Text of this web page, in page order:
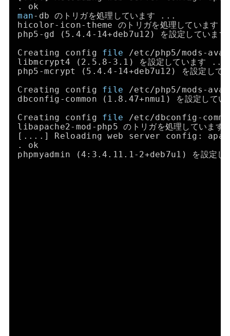
. ok
man-db のトリガを処理しています ...
hicolor-icon-theme のトリガを処理していま
php5-gd (5.4.4-14+deb7u12) を設定していま
Creating config file
/etc/php5/mods-
libmcrypt4 (2.5.8-3.1) を設定しています ...
php5-mcrypt (5.4.4-14+deb7u12) を設定して
Creating config file
/etc/php5/mods-
dbconfig-common (1.8.47+nmu1) を設定して
Creating config file
/etc/dbconfig-
libapache2-mod-php5 のトリガを処理していま
[....] Reloading web server config:
. ok
phpmyadmin (4:3.4.11.1-2+deb7u1) を設定